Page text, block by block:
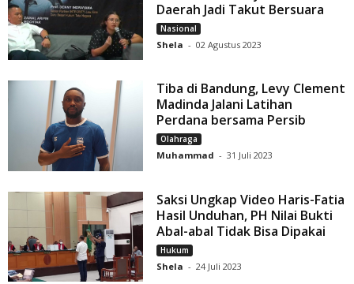
Daerah Jadi Takut Bersuara
Nasional
Shela - 02 Agustus 2023
Tiba di Bandung, Levy Clement
Madinda Jalani Latihan
Perdana bersama Persib
Olahraga
Muhammad - 31 Juli 2023
Saksi Ungkap Video Haris-Fatia
Hasil Unduhan, PH Nilai Bukti
Abal-abal Tidak Bisa Dipakai
Hukum
Shela - 24 Juli 2023